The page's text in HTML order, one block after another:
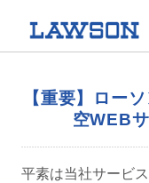
【重要】ロー
空WEB
平素は当社サービ